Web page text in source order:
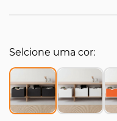
Selcione uma cor